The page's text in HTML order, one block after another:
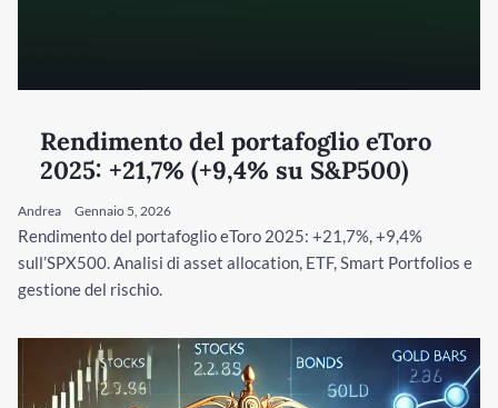
Rendimento del portafoglio eToro
2025: +21,7% (+9,4% su S&P500)
Andrea Gennaio 5, 2026
Rendimento del portafoglio eToro 2025: +21,7%, +9,4%
sull’SPX500. Analisi di asset allocation, ETF, Smart Portfolios e
gestione del rischio.